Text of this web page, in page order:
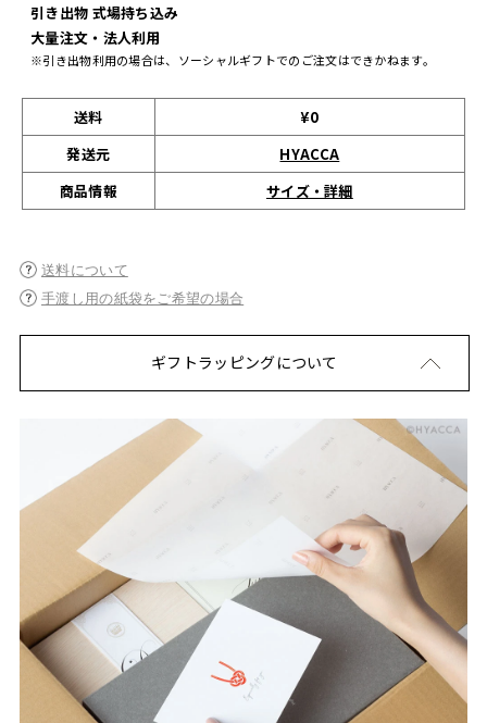
引き出物 式場持ち込み
大量注文・法人利用
※引き出物利用の場合は、ソーシャルギフトでのご注文はできかねます。
送料
¥0
発送元
HYACCA
商品情報
サイズ・詳細
送料について
手渡し用の紙袋をご希望の場合
ギフトラッピングについて